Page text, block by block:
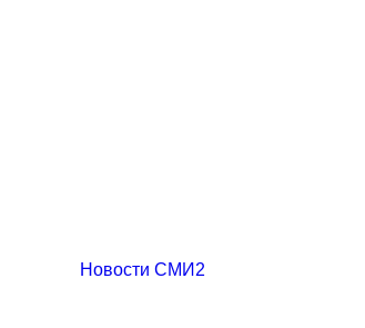
Новости СМИ2